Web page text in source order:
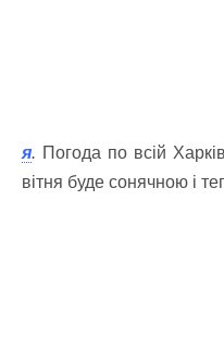
я. Погода по всій
вітня буде сонячною і